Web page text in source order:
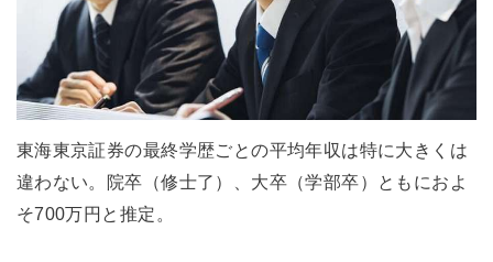
東海東京証券の最終学歴ごとの平均年収は特に大きくは
違わない。院卒（修士了）、大卒（学部卒）ともにおよ
そ700万円と推定。